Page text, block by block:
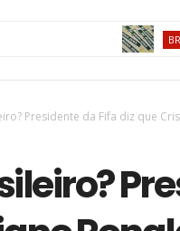
BRASIL
Presidente da Fifa diz que